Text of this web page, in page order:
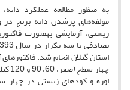
به­ منظور مطالعه عملکرد
مولفه‌های پرشدن دانه برنج
زیستی، آزمایشی به­صورت
استان گیلان انجام شد.
اوره و کودهای زیستی در چهار